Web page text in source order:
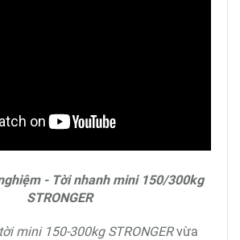
- Tời nhanh mini 150/300kg
STRONGER
mini 150-300kg STRONGERvừa